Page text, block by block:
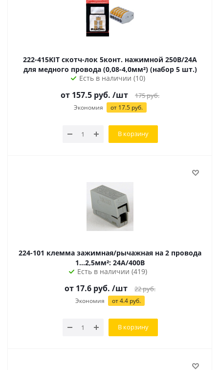
222-415KIT скотч-лок 5конт. нажимной 250В/24А
для медного провода (0,08-4,0мм²) (набор 5 шт.)
Есть в наличии (10)
от 157.5 руб. /шт 175руб.
Экономия от 17.5 руб.
В корзину
224-101 клемма зажимная/рычажная на 2 провода
1...2,5мм²: 24А/400В
Есть в наличии (419)
от 17.6 руб. /шт 22руб.
Экономия от 4.4 руб.
В корзину